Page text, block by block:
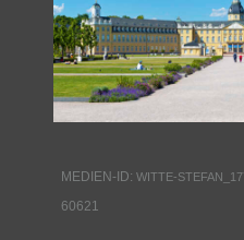
LED-
MEDIEN-ID: WITTE-
60621